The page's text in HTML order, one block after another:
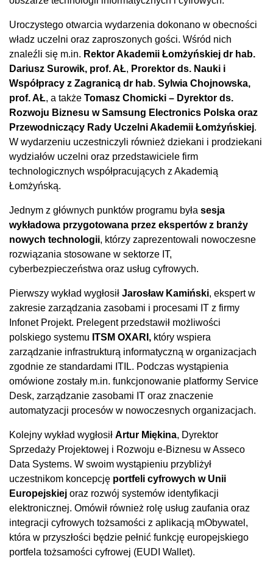
Uroczystego otwarcia wydarzenia dokonano w obecności
władz uczelni oraz zaproszonych gości. Wśród nich
znaleźli się m.in. Rektor Akademii Łomżyńskiej dr hab.
Dariusz Surowik, prof. AŁ, Prorektor ds. Nauki i
Współpracy z Zagranicą dr hab. Sylwia Chojnowska,
prof. AŁ, a także Tomasz Chomicki – Dyrektor ds.
Rozwoju Biznesu w Samsung Electronics Polska oraz
Przewodniczący Rady Uczelni Akademii Łomżyńskiej.
W wydarzeniu uczestniczyli również dziekani i prodziekani
wydziałów uczelni oraz przedstawiciele firm
technologicznych współpracujących z Akademią
Łomżyńską.
Jednym z głównych punktów programu była sesja
wykładowa przygotowana przez ekspertów z branży
nowych technologii, którzy zaprezentowali nowoczesne
rozwiązania stosowane w sektorze IT,
cyberbezpieczeństwa oraz usług cyfrowych.
Pierwszy wykład wygłosił Jarosław Kamiński, ekspert w
zakresie zarządzania zasobami i procesami IT z firmy
Infonet Projekt. Prelegent przedstawił możliwości
polskiego systemu ITSM OXARI, który wspiera
zarządzanie infrastrukturą informatyczną w organizacjach
zgodnie ze standardami ITIL. Podczas wystąpienia
omówione zostały m.in. funkcjonowanie platformy Service
Desk, zarządzanie zasobami IT oraz znaczenie
automatyzacji procesów w nowoczesnych organizacjach.
Kolejny wykład wygłosił Artur Miękina, Dyrektor
Sprzedaży Projektowej i Rozwoju e-Biznesu w Asseco
Data Systems. W swoim wystąpieniu przybliżył
uczestnikom koncepcję portfeli cyfrowych w Unii
Europejskiej oraz rozwój systemów identyfikacji
elektronicznej. Omówił również rolę usług zaufania oraz
integracji cyfrowych tożsamości z aplikacją mObywatel,
która w przyszłości będzie pełnić funkcję europejskiego
portfela tożsamości cyfrowej (EUDI Wallet).